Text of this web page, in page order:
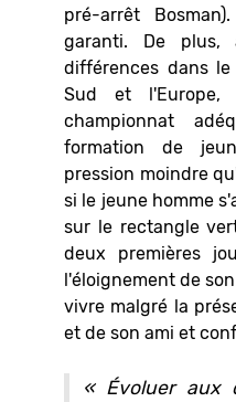
pré-arrêt
garanti. De plus,
différences dans
Sud et l'Europe,
championnat
formation de
pression moindre
si le jeune homme
sur le rectangle
deux premières
l'éloignement de
vivre malgré la
et de son ami et
« Évoluer aux